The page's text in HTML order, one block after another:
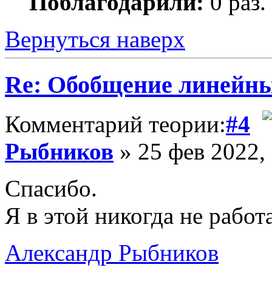
Вернуться наверх
Re: Обобщение
Комментарий теории:#4
Рыбников » 25 фев
Спасибо.
Я в этой никогда не
Александр Рыбников